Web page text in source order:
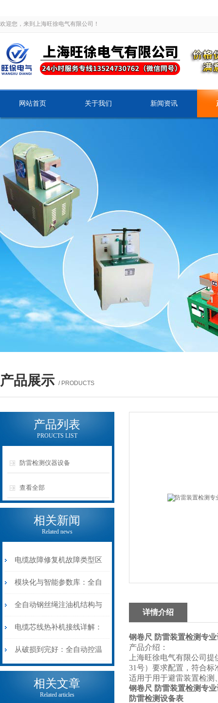
欢迎您，来到上海旺徐电气有限公司！
网站首页 关于我们 新闻资讯
产品展示 / PRODUCTS
产品列表
PROUCTS LIST
防雷检测仪器设备
查看全部
相关新闻
Related news
电缆故障修复机故障类型区
分指南：从“绝缘电
阻”到“波形特征”的精准诊
断逻辑
模块化与智能参数库：全自
动电缆修复机的快速换型逻
辑
全自动钢丝绳注油机结构与
工作原理：揭秘高效润滑的
机械密码
电缆芯线热补机接线详解：
从入门到精通
从破损到完好：全自动控温
电缆热补机的核心价值
相关文章
Related articles
详情介绍
钢卷尺 防雷装置检测专
产品介绍：
上海旺徐电气有限公司提
31号）要求配置，符合
适用于用于避雷装置检测
钢卷尺 防雷装置检测专
防雷检测设备表